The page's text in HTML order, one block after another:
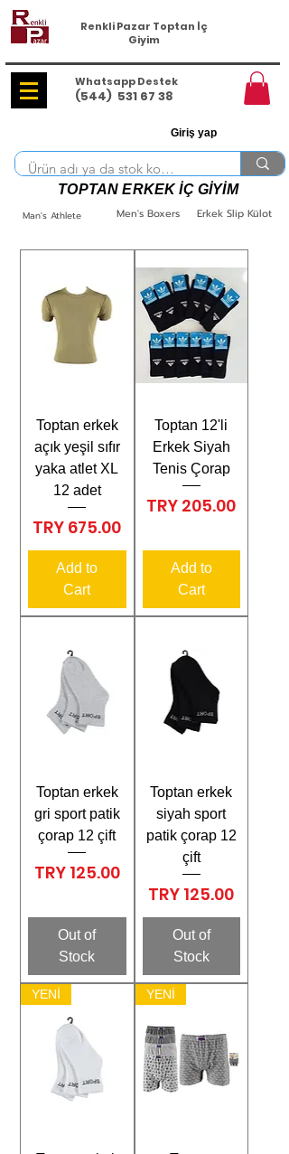
Renkli Pazar Toptan İç
Giyim
Whatsapp Destek
(544) 531 67 38
Giriş yap
TOPTAN ERKEK İÇ GİYİM
Man's Athlete Men's Boxers Erkek Slip Külot
Toptan erkek
açık yeşil sıfır
yaka atlet XL
12 adet
Price
TRY 675.00
Add to
Cart
Toptan 12'li
Erkek Siyah
Tenis Çorap
Price
TRY 205.00
Add to
Cart
Toptan erkek
gri sport patik
çorap 12 çift
Price
TRY 125.00
Out of
Stock
Toptan erkek
siyah sport
patik çorap 12
çift
Price
TRY 125.00
Out of
Stock
YENİ YENİ